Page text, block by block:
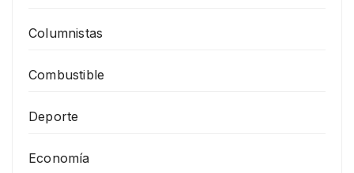
Columnistas
Combustible
Deporte
Economía